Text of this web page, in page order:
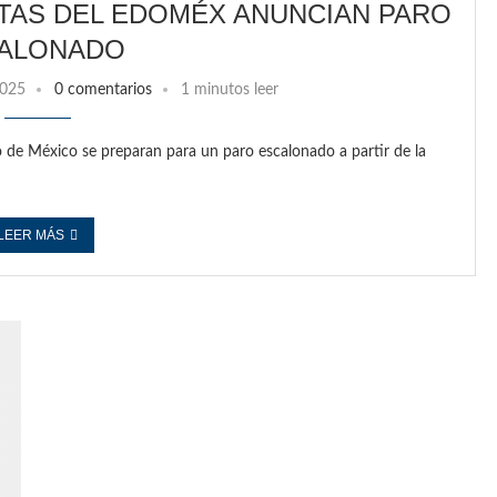
DEL EDOMÉX ANUNCIAN PARO
0 comentarios 1 minutos leer
México se preparan para un paro escalonado a partir de la
MÁS